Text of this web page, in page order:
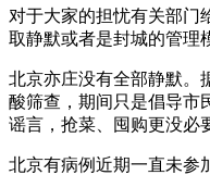
对于大家的担忧有关部门
取静默或者是封城的管理
北京亦庄没有全部静默。
酸筛查，期间只是倡导市
谣言，抢菜、囤购更没必
北京有病例近期一直未参